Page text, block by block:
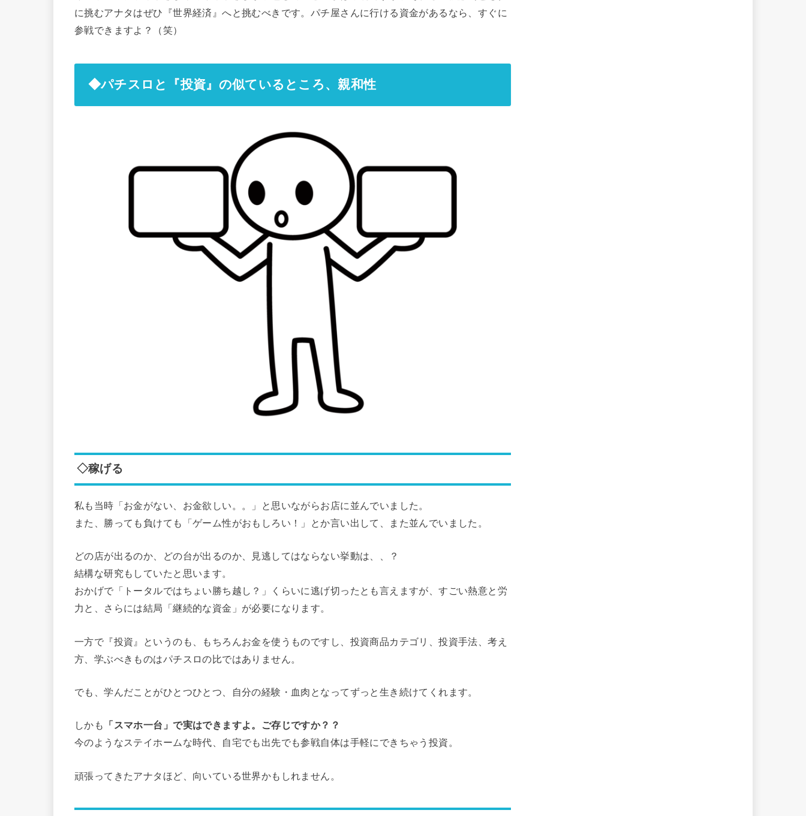
に挑むアナタはぜひ『世界経済』へと挑むべきです。パチ屋さんに行ける資金があるなら、すぐに
参戦できますよ？（笑）
◆パチスロと『投資』の似ているところ、親和性
◇稼げる
私も当時「お金がない、お金欲しい。。」と思いながらお店に並んでいました。
また、勝っても負けても「ゲーム性がおもしろい！」とか言い出して、また並んでいました。
どの店が出るのか、どの台が出るのか、見逃してはならない挙動は、、？
結構な研究もしていたと思います。
おかげで「トータルではちょい勝ち越し？」くらいに逃げ切ったとも言えますが、すごい熱意と労
力と、さらには結局「継続的な資金」が必要になります。
一方で『投資』というのも、もちろんお金を使うものですし、投資商品カテゴリ、投資手法、考え
方、学ぶべきものはパチスロの比ではありません。
でも、学んだことがひとつひとつ、自分の経験・血肉となってずっと生き続けてくれます。
しかも
「スマホ一台」で実はできますよ。ご存じですか？？
今のようなステイホームな時代、自宅でも出先でも参戦自体は手軽にできちゃう投資。
頑張ってきたアナタほど、向いている世界かもしれません。